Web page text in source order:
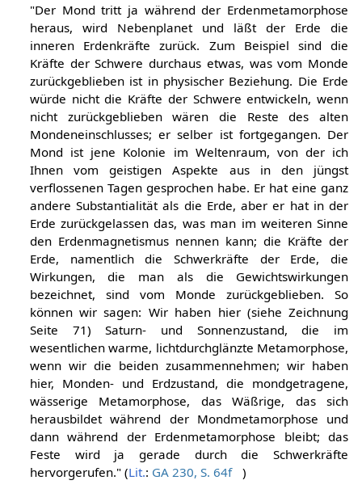
"Der Mond tritt ja während der Erdenmetamorphose
heraus, wird Nebenplanet und läßt der Erde die
inneren Erdenkräfte zurück. Zum Beispiel sind die
Kräfte der Schwere durchaus etwas, was vom Monde
zurückgeblieben ist in physischer Beziehung. Die Erde
würde nicht die Kräfte der Schwere entwickeln, wenn
nicht zurückgeblieben wären die Reste des alten
Mondeneinschlusses; er selber ist fortgegangen. Der
Mond ist jene Kolonie im Weltenraum, von der ich
Ihnen vom geistigen Aspekte aus in den jüngst
verflossenen Tagen gesprochen habe. Er hat eine ganz
andere Substantialität als die Erde, aber er hat in der
Erde zurückgelassen das, was man im weiteren Sinne
den Erdenmagnetismus nennen kann; die Kräfte der
Erde, namentlich die Schwerkräfte der Erde, die
Wirkungen, die man als die Gewichtswirkungen
bezeichnet, sind vom Monde zurückgeblieben. So
können wir sagen: Wir haben hier (siehe Zeichnung
Seite 71) Saturn- und Sonnenzustand, die im
wesentlichen warme, lichtdurchglänzte Metamorphose,
wenn wir die beiden zusammennehmen; wir haben
hier, Monden- und Erdzustand, die mondgetragene,
wässerige Metamorphose, das Wäßrige, das sich
herausbildet während der Mondmetamorphose und
dann während der Erdenmetamorphose bleibt; das
Feste wird ja gerade durch die Schwerkräfte
hervorgerufen." (Lit.: GA 230, S. 64f
)